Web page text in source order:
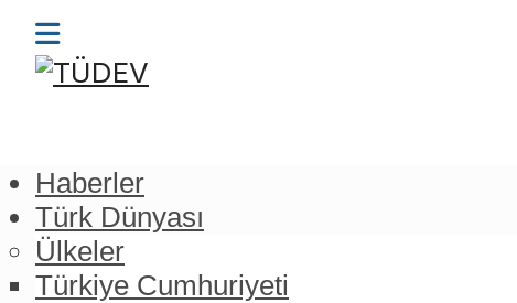
Haberler
Türk Dünyası
Ülkeler
Türkiye Cumhuriyeti